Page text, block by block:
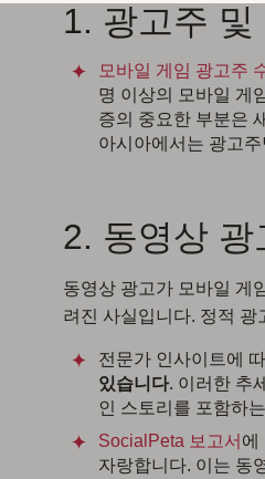
1. 광고주
모바일 게임 광고주
명 이상의 모바일 게
증의 중요한 부분은
아시아에서는 광고
2. 동영상 광
동영상 광고가 모바일 게
려진 사실입니다. 정적
전문가 인사이트에
있습니다. 이러한 추
인 스토리를 포함하
SocialPeta 보고서 에
자랑합니다. 이는 동